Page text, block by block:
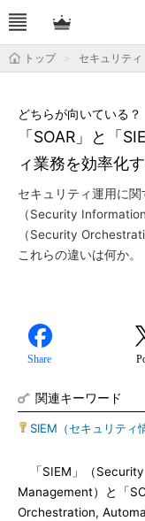
トップ セキュリティ
「SOAR」と「
ィ業務を効率化
どちらが向いている？
セキュリティ運用に関
（Security
（Security
これらの違いは何か。
Share
関連キーワード
SIEM（セキュリティ
「SIEM」（
Management）と「
Orchestration,